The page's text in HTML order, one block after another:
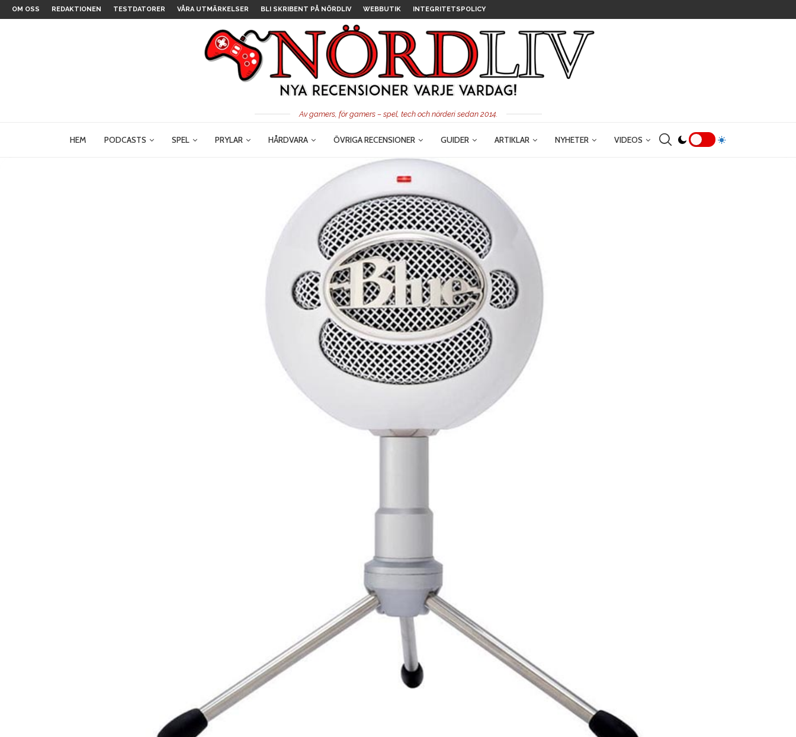
OM OSS REDAKTIONEN TESTDATORER VÅRA UTMÄRKELSER BLI SKRIBENT PÅ NÖRDLIV WEBBUTIK INTEGRITETSPOLICY
Av gamers, för gamers – spel, tech och nörderi sedan 2014.
HEM PODCASTS SPEL PRYLAR HÅRDVARA ÖVRIGA RECENSIONER GUIDER ARTIKLAR NYHETER VIDEOS